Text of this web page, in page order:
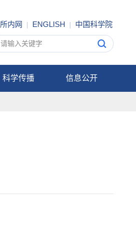
所内网 | ENGLISH | 中国科学院
科学传播 信息公开